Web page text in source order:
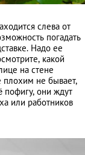
слева от
погадать
Надо ее
какой
на стене
плохим не бывает,
пофигу, они ждут
или работников